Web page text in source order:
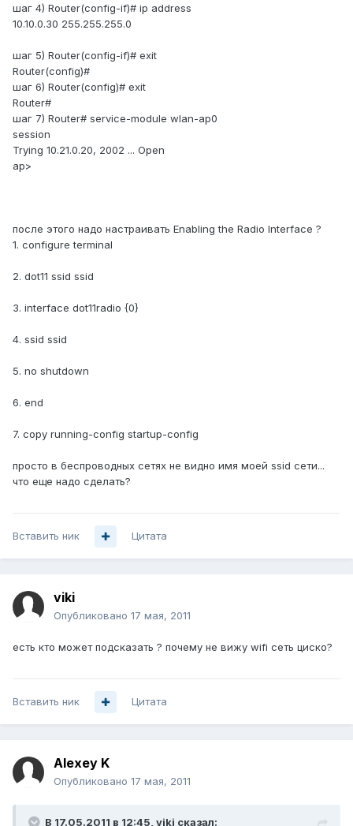
шаг 4) Router(config-if)# ip address
10.10.0.30 255.255.255.0
шаг 5) Router(config-if)# exit
Router(config)#
шаг 6) Router(config)# exit
Router#
шаг 7) Router# service-module wlan-ap0
session
Trying 10.21.0.20, 2002 ... Open
ap>
после этого надо настраивать Enabling the Radio Interface ?
1. configure terminal
2. dot11 ssid ssid
3. interface dot11radio {0}
4. ssid ssid
5. no shutdown
6. end
7. copy running-config startup-config
просто в беспроводных сетях не видно имя моей ssid сети...
что еще надо сделать?
Вставить ник Цитата
viki
Опубликовано 17 мая, 2011
есть кто может подсказать ? почему не вижу wifi сеть циско?
Вставить ник Цитата
Alexey K
Опубликовано 17 мая, 2011
В 17.05.2011 в 12:45, viki сказал: